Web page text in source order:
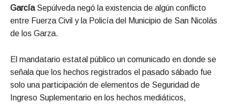
GarcíaSepúlveda negó la existencia de algún conflicto
entre Fuerza Civil y la Policía del Municipio de San Nicolás
de los Garza.
El mandatario estatal público un comunicado en donde se
señala que los hechos registrados el pasado sábado fue
solo una participación de elementos de Seguridad de
Ingreso Suplementario en los hechos mediáticos,